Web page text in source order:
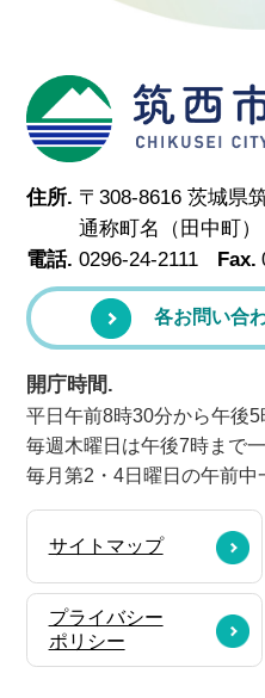
住所. 〒308-8616 茨城県
通称町名（田中町）
電話. 0296-24-2111 Fax.
各お問い合
開庁時間.
平日午前8時30分から午後
毎週木曜日は午後7時まで
毎月第2・4日曜日の午前中
サイトマップ
プライバシー
ポリシー